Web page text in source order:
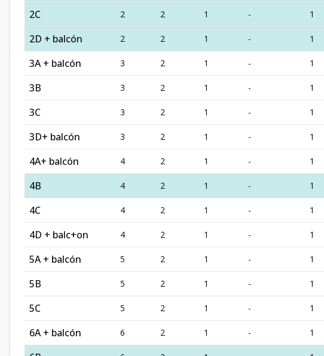
2C 2 2 1 - 1
2D + balcón 2 2 1 - 1
3A + balcón 3 2 1 - 1
3B 3 2 1 - 1
3C 3 2 1 - 1
3D+ balcón 3 2 1 - 1
4A+ balcón 4 2 1 - 1
4B 4 2 1 - 1
4C 4 2 1 - 1
4D + balc+on 4 2 1 - 1
5A + balcón 5 2 1 - 1
5B 5 2 1 - 1
5C 5 2 1 - 1
6A + balcón 6 2 1 - 1